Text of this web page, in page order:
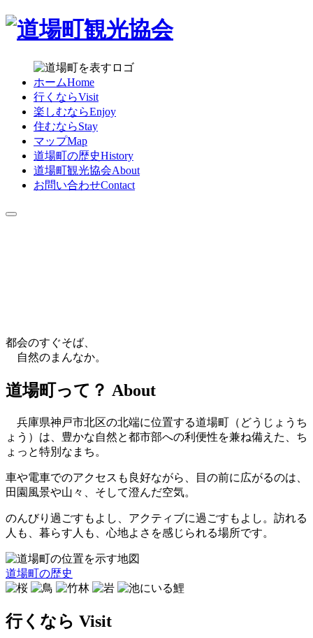
内
ホームHome
行くならVisit
楽しむならEnjoy
住むならStay
マップMap
道場町の歴史History
道場町観光協会About
お問い合わせContact
都会のすぐそば、
自然のまんなか。
道場町って？ About
兵庫県神戸市北区の北端に位置する道場町（どうじょうち
ょう）は、豊かな自然と都市部への利便性を兼ね備えた、ち
ょっと特別なまち。
車や電車でのアクセスも良好ながら、目の前に広がるのは、
田園風景や山々、そして澄んだ空気。
のんびり過ごすもよし、アクティブに過ごすもよし。訪れる
人も、暮らす人も、心地よさを感じられる場所です。
道場町の歴史
行くなら Visit